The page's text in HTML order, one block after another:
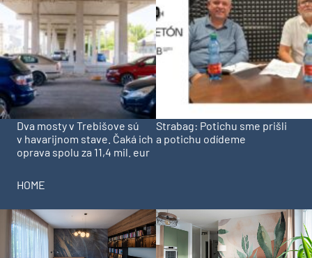
Dva mosty v Trebišove sú
v havarijnom stave. Čaká ich
oprava spolu za 11,4 mil. eur
Strabag: Potichu sme prišli
a potichu odídeme
HOME